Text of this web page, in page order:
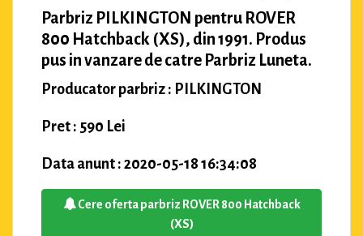
Parbriz PILKINGTON pentru ROVER
800 Hatchback (XS), din 1991. Produs
pus in vanzare de catre Parbriz Luneta.
Producator parbriz : PILKINGTON
Pret : 590 Lei
Data anunt : 2020-05-18 16:34:08
Cere oferta parbriz ROVER 800 Hatchback
(XS)